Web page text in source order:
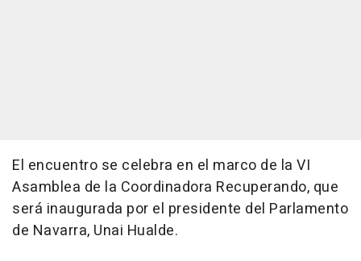
El encuentro se celebra en el marco de la VI
Asamblea de la Coordinadora Recuperando, que
será inaugurada por el presidente del Parlamento
de Navarra, Unai Hualde.